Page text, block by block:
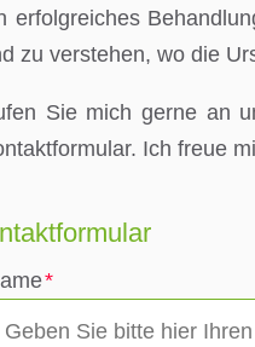
erfolgreiches
zu verstehen, wo die
Sie mich gerne an
Ich freue